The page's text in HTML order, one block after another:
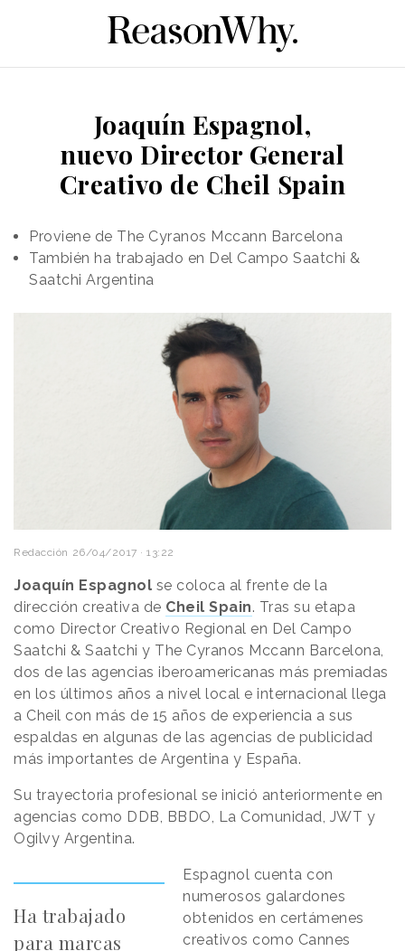
Joaquín Espagnol,
nuevo Director General
Creativo de Cheil Spain
Proviene de The Cyranos Mccann Barcelona
También ha trabajado en Del Campo Saatchi &
Saatchi Argentina
Redacción 26/04/2017 · 13:22
Joaquín Espagnol se coloca al frente de la
dirección creativa de Cheil Spain. Tras su etapa
como Director Creativo Regional en Del Campo
Saatchi & Saatchi y The Cyranos Mccann Barcelona,
dos de las agencias iberoamericanas más premiadas
en los últimos años a nivel local e internacional llega
a Cheil con más de 15 años de experiencia a sus
espaldas en algunas de las agencias de publicidad
más importantes de Argentina y España.
Su trayectoria profesional se inició anteriormente en
agencias como DDB, BBDO, La Comunidad, JWT y
Ogilvy Argentina.
Ha trabajado
para marcas
Espagnol cuenta con
numerosos galardones
obtenidos en certámenes
creativos como Cannes